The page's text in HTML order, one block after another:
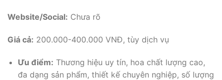
Website/Social: Chưa rõ
Giá cả: 200.000-400.000 VNĐ, tùy dịch vụ
Ưu điểm: Thương hiệu uy tín, hoa chất lượng cao,
đa dạng sản phẩm, thiết kế chuyên nghiệp, số lượng